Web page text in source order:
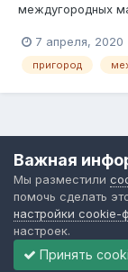
междугородных
7 апреля, 2020
пригород
Важная
Мы разместили
помочь сделать
настройки cookie-
настроек.
Принять